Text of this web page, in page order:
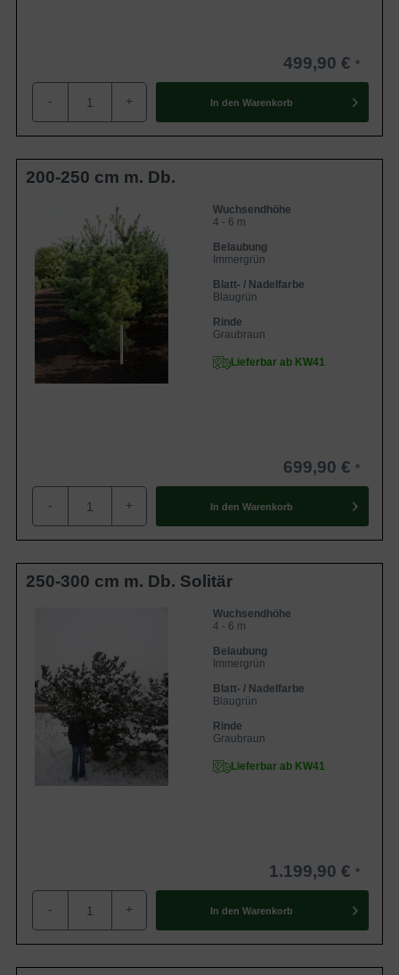
499,90 €
- + In den Warenkorb
200-250 cm m. Db.
Wuchsendhöhe
4 - 6 m
Belaubung
Immergrün
Blatt- / Nadelfarbe
Blaugrün
Rinde
Graubraun
Lieferbar ab KW41
699,90 €
- + In den Warenkorb
250-300 cm m. Db. Solitär
Wuchsendhöhe
4 - 6 m
Belaubung
Immergrün
Blatt- / Nadelfarbe
Blaugrün
Rinde
Graubraun
Lieferbar ab KW41
1.199,90 €
- + In den Warenkorb